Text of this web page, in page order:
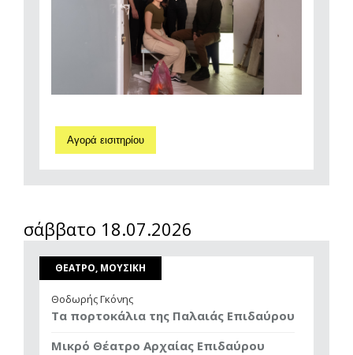
Αγορά εισιτηρίου
σάββατο 18.07.2026
ΘΕΑΤΡΟ, ΜΟΥΣΙΚΗ
Θοδωρής Γκόνης
Τα πορτοκάλια της Παλαιάς Επιδαύρου
Μικρό Θέατρο Αρχαίας Επιδαύρου